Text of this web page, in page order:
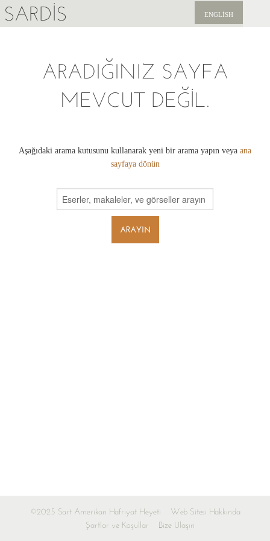
SARDIS ENGLISH
ARADIĞINIZ SAYFA
MEVCUT DEĞIL.
Aşağıdaki arama kutusunu kullanarak yeni bir arama yapın veya ana
sayfaya dönün
©2025 Sart Amerikan Hafriyat Heyeti
Web Sitesi Hakkında
Şartlar ve Koşullar
Bize Ulaşın